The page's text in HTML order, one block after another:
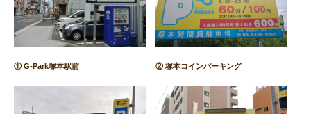
① G-Park塚本駅前 ② 塚本コインパーキング